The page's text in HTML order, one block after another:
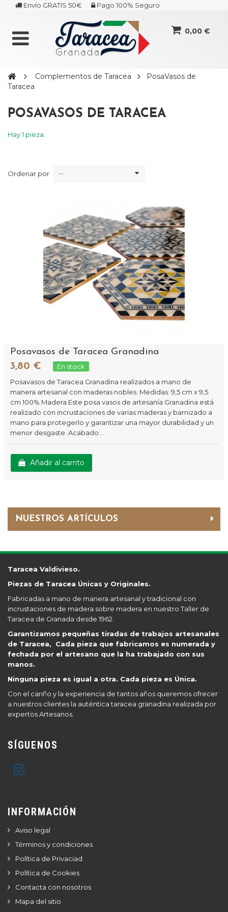
Envío GRATIS 50€ Pago 100% Seguro
0,00 €
Complementos de Taracea
PosaVasos de
Taracea
NUESTROS ARTÍCULOS
POSAVASOS DE TARACEA
Hay 1 pieza.
Ordenar por --
Posavasos de Taracea Granadina
3,80 €
En stock
Posavasos de Taracea Granadina realizados a mano de
manera artesanal con maderas nobles. Medidas: 9,5 cm x 9,5
cm 100% Madera Este posa vasos de artesanía Granadina está
realizado con incrustaciones de varias maderas y barnizado a
mano para protegerlo y garantizar una mayor durabilidad y un
menor desgaste. Acabado:...
Añadir al carrito
Taracea Valdivieso.
Piezas de Taracea Únicas y Originales.
Fabricadas a mano de manera artesanal y tradicional con
incrustaciones de madera sobre madera en nuestro Taller de
Taracea de Granada desde 1962.
Garantizamos pequeñas tiradas de trabajos artesanales
de Taracea, Cada pieza que fabricamos es numerada y
fechada por el artesano que la ha trabajado con sus
manos.
Ninguna pieza es igual a otra. Cada pieza es Única.
Con el cariño y la experiencia de tantos años queremos ofrecer
a nuestros clientes la auténtica taracea granadina realizada por
expertos Artesanos.
SÍGUENOS
INFORMACIÓN
Aviso legal
Términos y condiciones
Política de Privaciad
Política de Cookies
Contacta con nosotros
Mapa del sitio